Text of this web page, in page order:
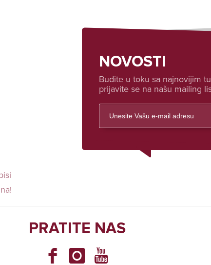
NOVOSTI
Budite u toku sa najnovijim
prijavite se na našu mailing
PRATITE NAS